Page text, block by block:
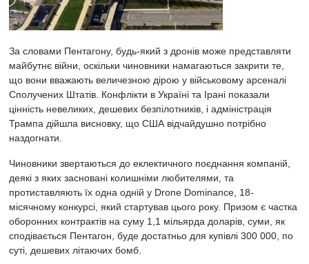
За словами Пентагону, будь-який з дронів може представляти
майбутнє війни, оскільки чиновники намагаються закрити те,
що вони вважають величезною дірою у військовому арсеналі
Сполучених Штатів. Конфлікти в Україні та Ірані показали
цінність невеликих, дешевих безпілотників, і адміністрація
Трампа дійшла висновку, що США відчайдушно потрібно
наздогнати.
Чиновники звертаються до еклектичного поєднання компаній,
деякі з яких засновані колишніми любителями, та
протиставляють їх одна одній у Drone Dominance, 18-
місячному конкурсі, який стартував цього року. Призом є частка
оборонних контрактів на суму 1,1 мільярда доларів, суми, як
сподівається Пентагон, буде достатньо для купівлі 300 000, по
суті, дешевих літаючих бомб.